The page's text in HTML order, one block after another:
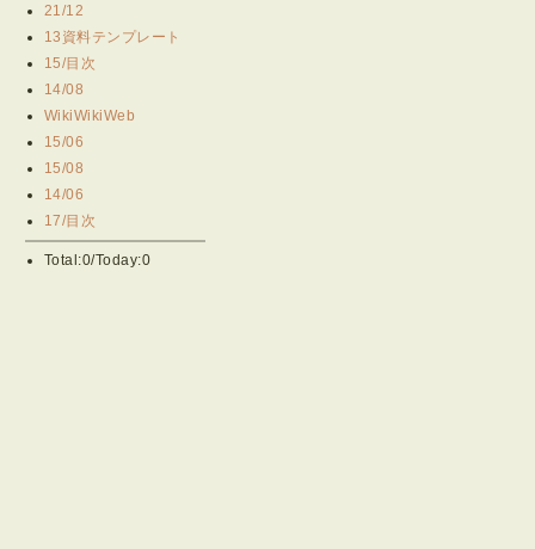
21/12
13資料テンプレート
15/目次
14/08
WikiWikiWeb
15/06
15/08
14/06
17/目次
Total:0/Today:0